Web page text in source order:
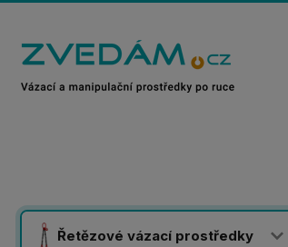
Řetězové vázací prostředky